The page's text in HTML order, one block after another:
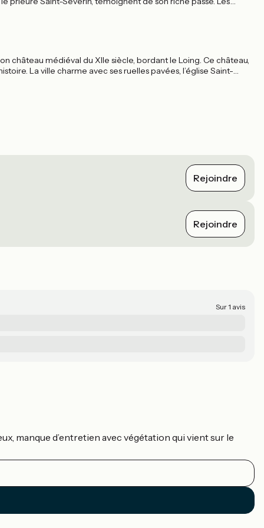
château médiéval du XIIe siècle, bordant le Loing. Ce château,
La ville charme avec ses ruelles pavées, l’église Saint-
Rejoindre
Rejoindre
Sur 1 avis
manque d’entretien avec végétation qui vient sur le